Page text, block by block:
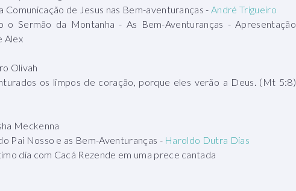
Comunicação de Jesus nas Bem-aventuranças -André Trigueiro
o Sermão da Montanha - As Bem-Aventuranças - Apresentação
Alex
Olivah
os limpos de coração, porque eles verão a Deus. (Mt 5:8)
Meckenna
Pai Nosso e as Bem-Aventuranças - Haroldo Dutra Dias
dia com Cacá Rezende em uma prece cantada